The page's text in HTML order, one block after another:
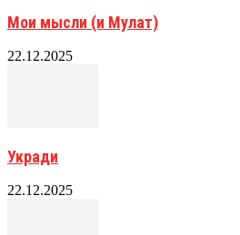
Мои мысли (и Мулат)
22.12.2025
Укради
22.12.2025